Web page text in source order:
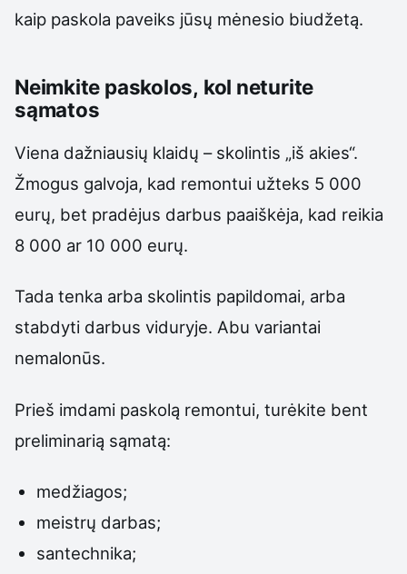
kaip paskola paveiks jūsų mėnesio biudžetą.
Neimkite paskolos, kol neturite
sąmatos
Viena dažniausių klaidų – skolintis „iš akies“.
Žmogus galvoja, kad remontui užteks 5 000
eurų, bet pradėjus darbus paaiškėja, kad reikia
8 000 ar 10 000 eurų.
Tada tenka arba skolintis papildomai, arba
stabdyti darbus viduryje. Abu variantai
nemalonūs.
Prieš imdami paskolą remontui, turėkite bent
preliminarią sąmatą:
medžiagos;
meistrų darbas;
santechnika;